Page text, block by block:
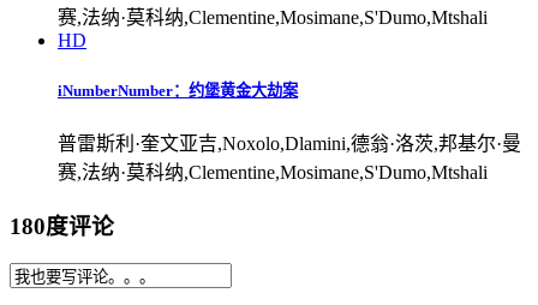
赛,法纳·莫科纳,Clementine,Mosimane,S'Dumo,Mtshali
HD
iNumberNumber：约堡黄金大劫案
普雷斯利·奎文亚吉,Noxolo,Dlamini,德翁·洛茨,邦基尔·曼
赛,法纳·莫科纳,Clementine,Mosimane,S'Dumo,Mtshali
180度评论